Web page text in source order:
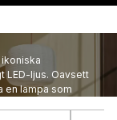
LED-ljus. Oavsett
en lampa som